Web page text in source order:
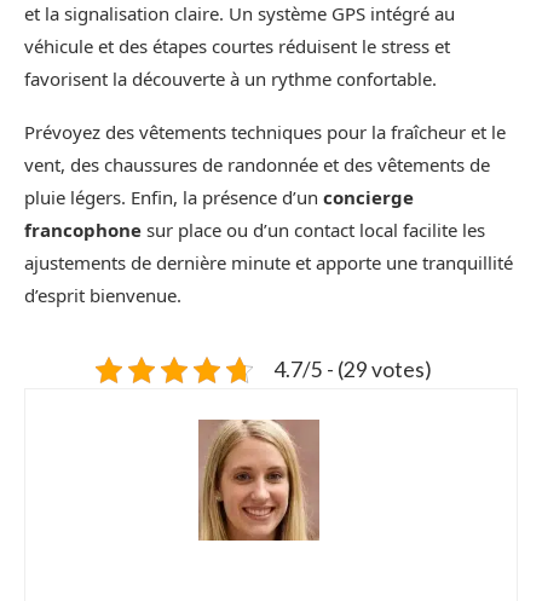
et la signalisation claire. Un système GPS intégré au
véhicule et des étapes courtes réduisent le stress et
favorisent la découverte à un rythme confortable.
Prévoyez des vêtements techniques pour la fraîcheur et le
vent, des chaussures de randonnée et des vêtements de
pluie légers. Enfin, la présence d’un concierge
francophone sur place ou d’un contact local facilite les
ajustements de dernière minute et apporte une tranquillité
d’esprit bienvenue.
4.7/5 - (29 votes)